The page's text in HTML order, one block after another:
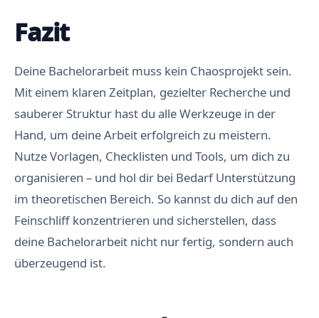
Fazit
Deine Bachelorarbeit muss kein Chaosprojekt sein.
Mit einem klaren Zeitplan, gezielter Recherche und
sauberer Struktur hast du alle Werkzeuge in der
Hand, um deine Arbeit erfolgreich zu meistern.
Nutze Vorlagen, Checklisten und Tools, um dich zu
organisieren – und hol dir bei Bedarf Unterstützung
im theoretischen Bereich. So kannst du dich auf den
Feinschliff konzentrieren und sicherstellen, dass
deine Bachelorarbeit nicht nur fertig, sondern auch
überzeugend ist.